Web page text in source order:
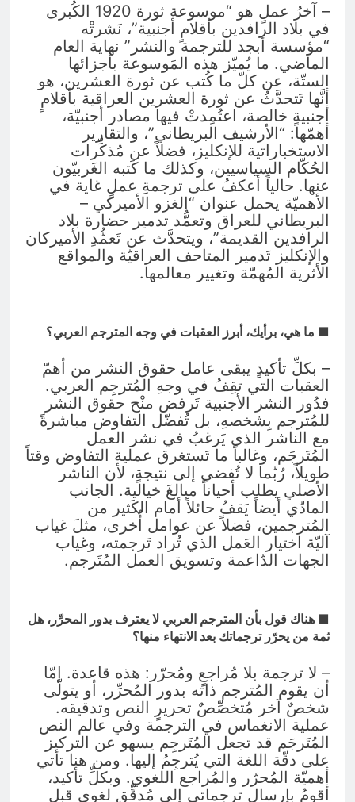
– آخرُ عملٍ هو “موسوعة ثورة 1920 الكُبرى
في بلاد الرافدين بأقلامٍ أجنبية”، نَشرتْه
“مؤسسة أبجد للترجمة والنشر” نهاية العام
الماضي. ما يُميّز هذه المَوسوعة بأجزائها
الستّة، عن كلّ ما كُتب عن ثورة العشرين، هو
أنَّها تَتحدَّثُ عن ثورة العشرين العراقية بأقلامٍ
أجنبيةٍ خالصة، اعتُمِدتْ فيها مصادر أجنبيّة،
أهمّها: “الأرشيف البريطاني”، والتقارير
الاستخباراتية للإنكليز، فضلاً عن مُذكِّرات
الحُكّام السياسيين، وكذلك ما كَتبه الغَربيّون
عنها. حالياً أعكفُ على ترجمةِ عملٍ غاية في
الأهميّة يحمل عنوان “الغزو الأميركي –
البريطاني للعراق وتعمُّد تدمير حضارة بلاد
الرافدين القديمة”، ويتحدَّث عن تَعمُّدِ الأميركان
والإنكليز تَدمير المتاحف العراقيّة والمواقع
الأثرية المُهمّة وتغيير معالمها.
■ ما هي، برأيك، أبرز العقبات في وجه المترجم العربي؟
– بكلِّ تأكيدٍ يبقى عامل حقوق النشر من أهمّ
العقبات التي تقِفُ في وجهِ المُترجِم العربي.
فدُور النشر الأجنبية تَرفض منْح حقوق النشر
للمُترجم بِشخصهِ، بل تُفضّل التفاوض مباشرةً
مع الناشر الذي يَرغبُ في نشر العمل
المُتَرجَم، وغالباً ما تَستغرق عملية التفاوض وقتاً
طويلاً، رُبّما لا تُفضي إلى نتيجةٍ، لأن الناشر
الأصلي يطلب أحياناً مبالغَ خيالية. الجانب
المادّي أيضاً يَقفُ حائلاً أمام الكَثير من
المُترجمين، فضلاً عن عوامل أُخرى، مثلَ غياب
آليّة اختيار العَمل الذي تُراد تَرجمته، وغياب
الجهات الدّاعمة وتسويق العمل المُتَرجم.
■ هناك قول بأن المترجم العربي لا يعترف بدور المحرِّر، هل
ثمة من يحرّر ترجماتك بعد الانتهاء منها؟
– لا ترجمة بلا مُراجعٍ ومُحرّر: هذه قاعدة. إمّا
أن يقوم المُترجم ذاته بدور المُحرِّر، أو يتولّى
شخصٌ آخر مُتخصِّصٌ تحريرٍ النص وتدقيقه.
عملية الانغماس في الترجمة وفي عالم النص
المُتَرجَم قد تجعل المُتَرجِم يسهو عن التركيز
على دقّة اللغة التي يُترجِمُ إليها. ومن هنا تأتي
أهميّة المُحرّر والمُراجع اللغوي. وبكلِّ تأكيد،
أقومُ بإرسال ترجماتي إلى مُدقِّقٍ لغويٍ قبل